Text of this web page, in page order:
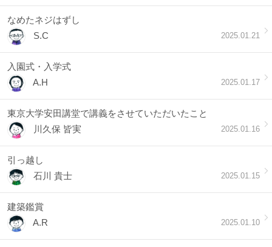
2025.01.21
S.C
なめたネジはずし
2025.01.17
A.H
入園式・入学式
2025.01.16
川久保 皆実
東京大学安田講堂で講義をさせていただいたこと
2025.01.15
石川 貴士
引っ越し
2025.01.10
A.R
建築鑑賞